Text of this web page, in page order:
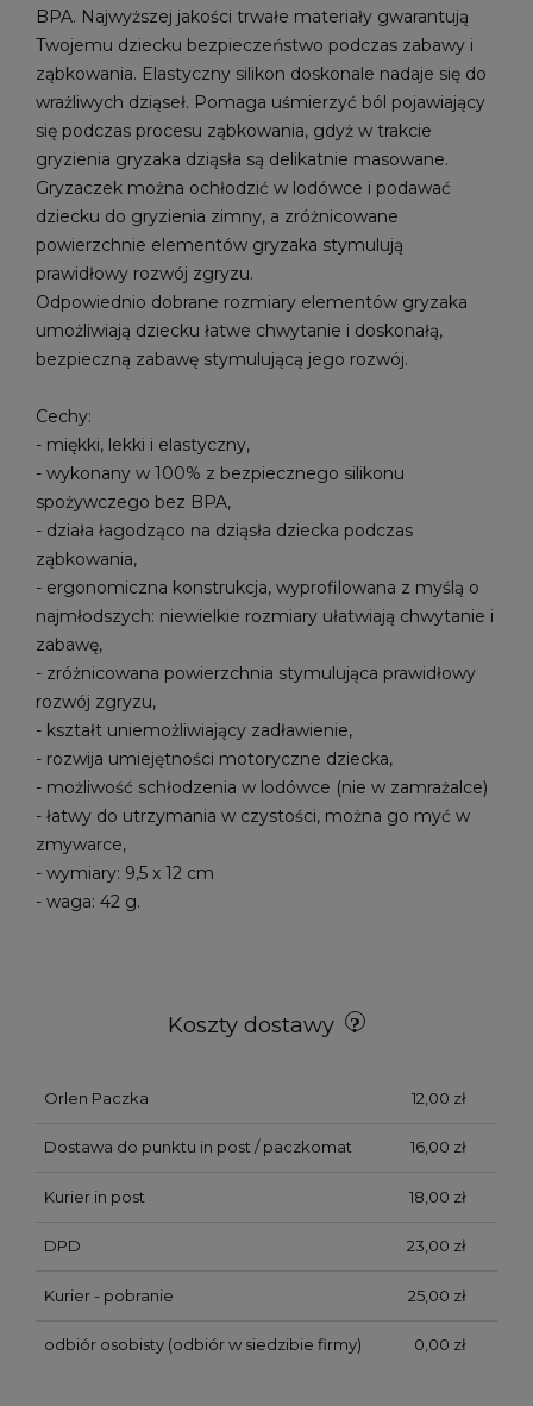
BPA. Najwyższej jakości trwałe materiały gwarantują
Twojemu dziecku bezpieczeństwo podczas zabawy i
ząbkowania. Elastyczny silikon doskonale nadaje się do
wrażliwych dziąseł. Pomaga uśmierzyć ból pojawiający
się podczas procesu ząbkowania, gdyż w trakcie
gryzienia gryzaka dziąsła są delikatnie masowane.
Gryzaczek można ochłodzić w lodówce i podawać
dziecku do gryzienia zimny, a zróżnicowane
powierzchnie elementów gryzaka stymulują
prawidłowy rozwój zgryzu.
Odpowiednio dobrane rozmiary elementów gryzaka
umożliwiają dziecku łatwe chwytanie i doskonałą,
bezpieczną zabawę stymulującą jego rozwój.
Cechy:
- miękki, lekki i elastyczny,
- wykonany w 100% z bezpiecznego silikonu
spożywczego bez BPA,
- działa łagodząco na dziąsła dziecka podczas
ząbkowania,
- ergonomiczna konstrukcja, wyprofilowana z myślą o
najmłodszych: niewielkie rozmiary ułatwiają chwytanie i
zabawę,
- zróżnicowana powierzchnia stymulująca prawidłowy
rozwój zgryzu,
- kształt uniemożliwiający zadławienie,
- rozwija umiejętności motoryczne dziecka,
- możliwość schłodzenia w lodówce (nie w zamrażalce)
- łatwy do utrzymania w czystości, można go myć w
zmywarce,
- wymiary: 9,5 x 12 cm
- waga: 42 g.
Koszty dostawy
Orlen Paczka 12,00 zł
Dostawa do punktu in post / paczkomat 16,00 zł
Kurier in post 18,00 zł
DPD 23,00 zł
Kurier - pobranie 25,00 zł
odbiór osobisty(odbiór w siedzibie firmy) 0,00 zł